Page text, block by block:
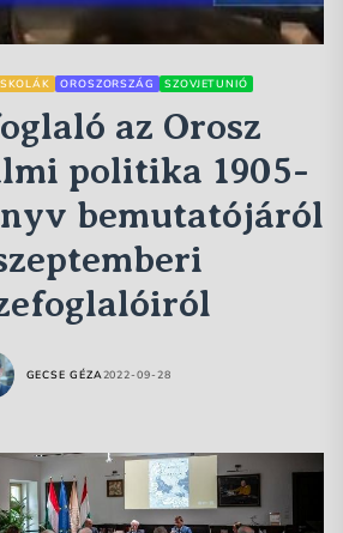
OROSZORSZÁG SZOVJETUNIÓ
az Orosz
politika 1905-
bemutatójáról
GECSE GÉZA2022-09-28